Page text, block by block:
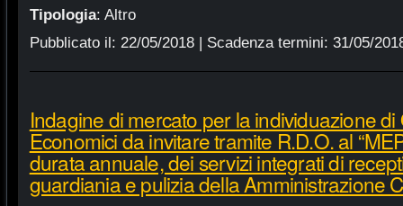
Tipologia: Altro
Pubblicato il: 22/05/2018| Scadenza termini: 31/05/
Indagine di mercato per la individuazione
Economici da invitare tramite R.D.O. al
durata annuale, dei servizi integrati di
guardiania e pulizia della Amministrazione